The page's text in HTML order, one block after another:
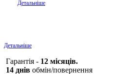
Детальніше
Детальніше
Гарантія - 12 місяців.
14 днів обмін/повернення